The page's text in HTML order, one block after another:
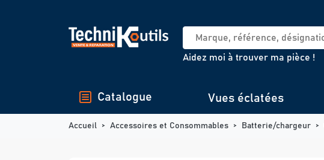
Aidez moi à trouver ma pièce !
Catalogue Vues éclatées
Accueil Accessoires et Consommables Batterie/chargeur